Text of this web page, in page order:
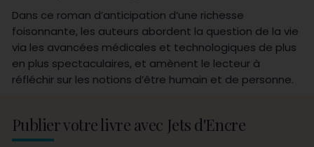
Dans ce roman d’anticipation d’une richesse
foisonnante, les auteurs abordent la question de la vie
via les avancées médicales et technologiques de plus
en plus spectaculaires, et amènent le lecteur à
réfléchir sur les notions d’être humain et de personne.
Publier votre livre avec Jets d'Encre